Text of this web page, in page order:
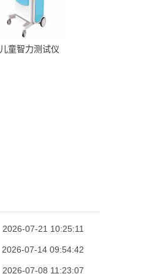
儿童智力测试仪
2026-07-21 10:25:11
2026-07-14 09:54:42
2026-07-08 11:23:07